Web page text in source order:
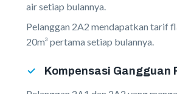
air setiap bulannya.
Pelanggan 2A2 mendapatkan tarif
20m³ pertama setiap bulannya.
Kompensasi Gangguan